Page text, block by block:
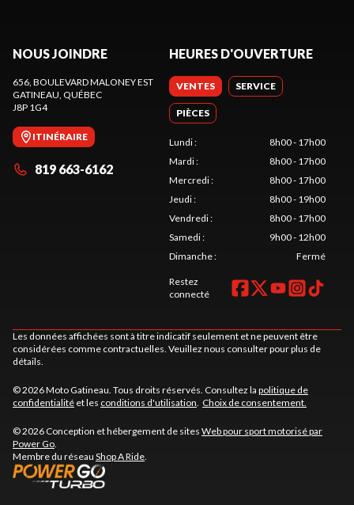
NOUS JOINDRE
656, BOULEVARD MALONEY EST
GATINEAU , QUÉBEC
J8P 1G4
ITINÉRAIRE
819 663-6162
HEURES D'OUVERTURE
VENTES SERVICE
PIÈCES
Lundi:
8h00 - 17h00
Mardi:
8h00 - 17h00
Mercredi:
8h00 - 17h00
Jeudi:
8h00 - 19h00
Vendredi:
8h00 - 17h00
Samedi:
9h00 - 12h00
Dimanche: Fermé
Restez
connecté
Les données affichées sont à titre indicatif seulement et ne peuvent être
considérées comme contractuelles. Veuillez nous consulter pour plus de
détails.
© 2026 Moto Gatineau. Tous droits réservés. Consultez la politique de
confidentialité et les conditions d'utilisation Choix de consentement.
© 2026 Conception et hébergement de sites Web pour sport motorisé par
Power Go
Membre du réseau Shop A Ride